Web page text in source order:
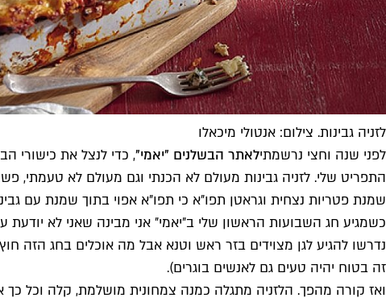
לזניה גבינות. צילום: אנטולי מיכאלו
לפני שנה וחצי נרשמתילאתר הבשלנים ״יאמי״, כדי לנצל את כישורי
שמנת פטריות נצחית וגראטן תפו״א כי תפו״א אפוי בתוך שמנת עם
כשמגיע חג השבועות הראשון שלי ב״יאמי״ אני מבינה שאני לא
נדרשו להגיע לגן מצוידים בזר ראש וטנא אבל מה אוכלים בחג הזה
זה בטוח יהיה טעים גם לאנשים בוגרים).